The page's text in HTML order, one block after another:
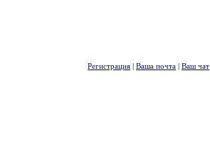
Регистрация | Ваша почта | Ваш чат